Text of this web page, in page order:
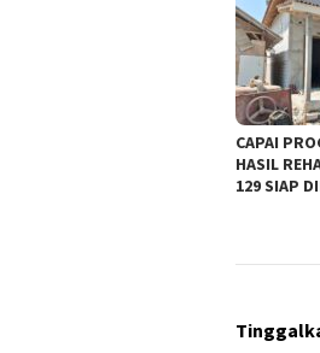
CAPAI
HASIL
129 SIAP